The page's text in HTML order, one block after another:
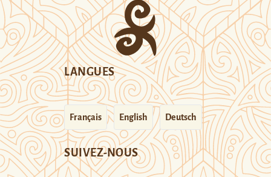
LANGUES
Français English Deutsch
SUIVEZ-NOUS